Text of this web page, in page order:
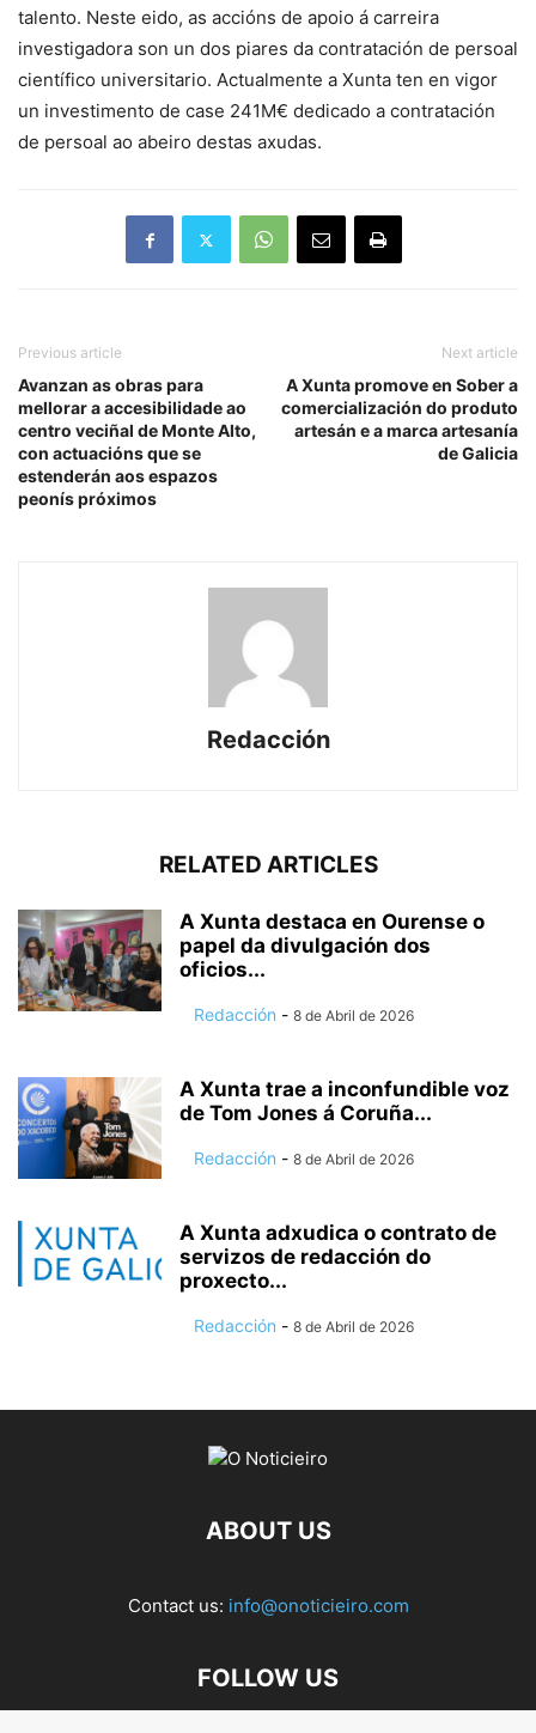
talento. Neste eido, as accións de apoio á carreira
investigadora son un dos piares da contratación de persoal
científico universitario. Actualmente a Xunta ten en vigor
un investimento de case 241M€ dedicado a contratación
de persoal ao abeiro destas axudas.
Previous article
Avanzan as obras para
mellorar a accesibilidade ao
centro veciñal de Monte Alto,
con actuacións que se
estenderán aos espazos
peonís próximos
Next article
A Xunta promove en Sober a
comercialización do produto
artesán e a marca artesanía
de Galicia
Redacción
RELATED ARTICLES
A Xunta destaca en Ourense o
papel da divulgación dos
oficios...
Redacción - 8 de Abril de 2026
A Xunta trae a inconfundible voz
de Tom Jones á Coruña...
Redacción - 8 de Abril de 2026
A Xunta adxudica o contrato de
servizos de redacción do
proxecto...
Redacción - 8 de Abril de 2026
ABOUT US
Contact us: info@onoticieiro.com
FOLLOW US